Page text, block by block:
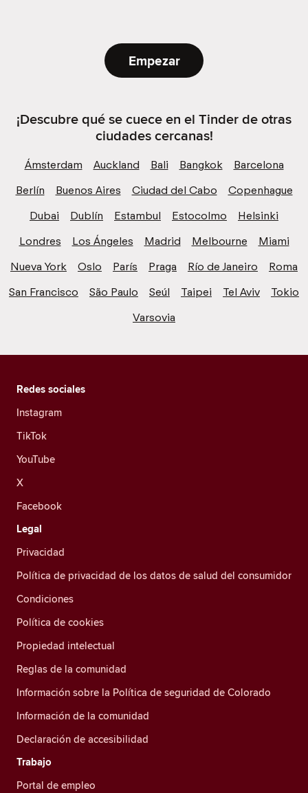
Empezar
¡Descubre qué se cuece en el Tinder de otras
ciudades cercanas!
Ámsterdam Auckland Bali Bangkok
Barcelona
Berlín
Buenos Aires Ciudad del Cabo
Copenhague
Dubai
Dublín Estambul Estocolmo
Helsinki
Londres
Los Ángeles Madrid Melbourne
Miami
Nueva York
Oslo París Praga Río de Janeiro
Roma
San Francisco
São Paulo Seúl Taipei Tel Aviv
Tokio
Varsovia
Redes sociales
Instagram
TikTok
YouTube
X
Facebook
Legal
Privacidad
Política de privacidad de los datos de salud del consumidor
Condiciones
Política de cookies
Propiedad intelectual
Reglas de la comunidad
Información sobre la Política de seguridad de Colorado
Información de la comunidad
Declaración de accesibilidad
Trabajo
Portal de empleo